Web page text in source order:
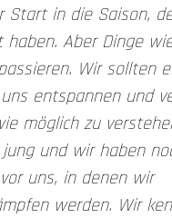
Start in die Saison,
haben. Aber Dinge
Wir sollten
entspannen und
möglich zu
und wir haben
uns, in denen wir
werden. Wir